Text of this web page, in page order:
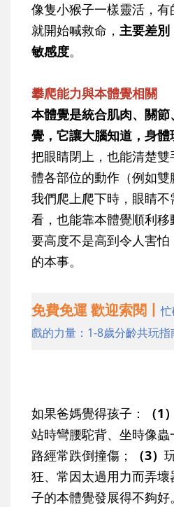
像隻小猴子一樣靈活，
就開始喊救命， 主要差別
敏感度。
攀爬能力與本體覺相關
本體覺是統合肌肉、關
覺，它讓大腦知道，身
把眼睛閉上，也能清楚
體各部位的動作（例如
我們爬上爬下時，眼睛
看，也能靠本體覺順利
要高度不是高到令人害
的本事。
免費免運 歡迎索閱丨
戲的力量：1-8歲分齡共玩指
如果爸媽覺得孩子： （1）
站時彎腰駝背、坐時像
路經常跌倒撞傷；
（3）
狂、常因太過用力而弄
子的本體覺發展得不夠好。